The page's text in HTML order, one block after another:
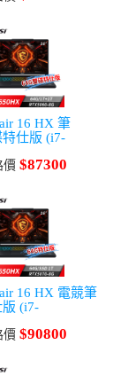
16 HX 筆
特仕版 (i7-
價 $87300
16 HX 電競筆
版 (i7-
8G/Win11)
價 $90800